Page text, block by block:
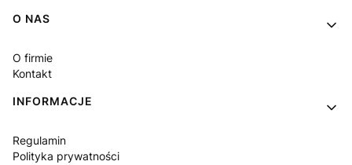
Linki w stopce
O NAS
O firmie
Kontakt
INFORMACJE
Regulamin
Polityka prywatności